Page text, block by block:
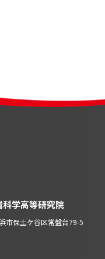
学高等研究院
市保土ケ谷区常盤台79-5